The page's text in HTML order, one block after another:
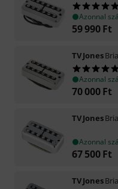
Azonnal
59 990 Ft
TV Jones
Azonnal
70 000 Ft
TV Jones
Azonnal
67 500 Ft
TV Jones